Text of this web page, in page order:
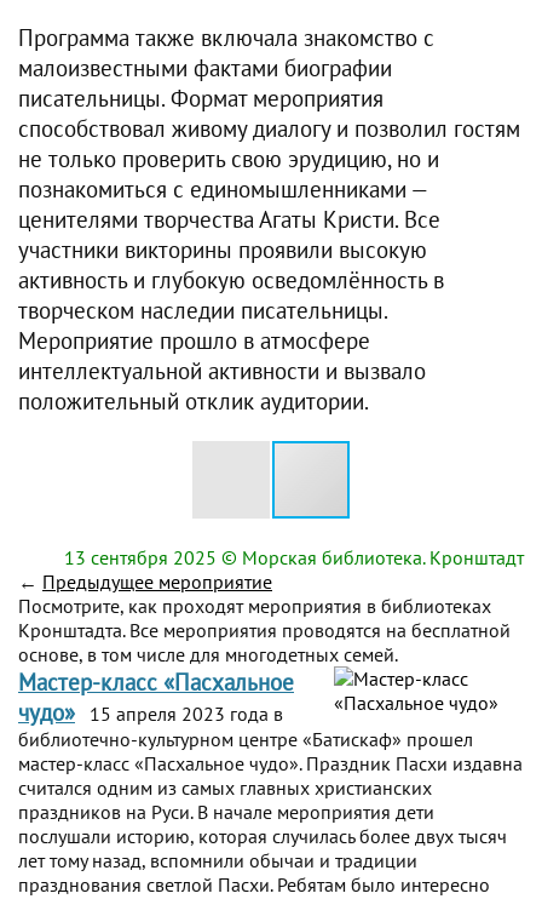
Программа также включала знакомство с
малоизвестными фактами биографии
писательницы. Формат мероприятия
способствовал живому диалогу и позволил гостям
не только проверить свою эрудицию, но и
познакомиться с единомышленниками —
ценителями творчества Агаты Кристи. Все
участники викторины проявили высокую
активность и глубокую осведомлённость в
творческом наследии писательницы.
Мероприятие прошло в атмосфере
интеллектуальной активности и вызвало
положительный отклик аудитории.
13 сентября 2025 © Морская библиотека. Кронштадт
← Предыдущее мероприятие
Посмотрите, как проходят мероприятия в библиотеках
Кронштадта. Все мероприятия проводятся на бесплатной
основе, в том числе для многодетных семей.
Мастер-класс «Пасхальное
чудо»
15 апреля 2023 года в
библиотечно-культурном центре «Батискаф» прошел
мастер-класс «Пасхальное чудо». Праздник Пасхи издавна
считался одним из самых главных христианских
праздников на Руси. В начале мероприятия дети
послушали историю, которая случилась более двух тысяч
лет тому назад, вспомнили обычаи и традиции
празднования светлой Пасхи. Ребятам было интересно